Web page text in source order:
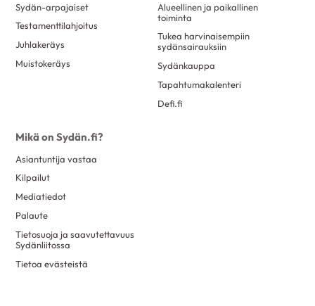
Sydän-arpajaiset
Testamenttilahjoitus
Juhlakeräys
Muistokeräys
Alueellinen ja paikallinen
toiminta
Tukea harvinaisempiin
sydänsairauksiin
Sydänkauppa
Tapahtumakalenteri
Defi.fi
Mikä on Sydän.fi?
Asiantuntija vastaa
Kilpailut
Mediatiedot
Palaute
Tietosuoja ja saavutettavuus
Sydänliitossa
Tietoa evästeistä